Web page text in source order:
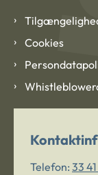
Cookies
Telefon: 33